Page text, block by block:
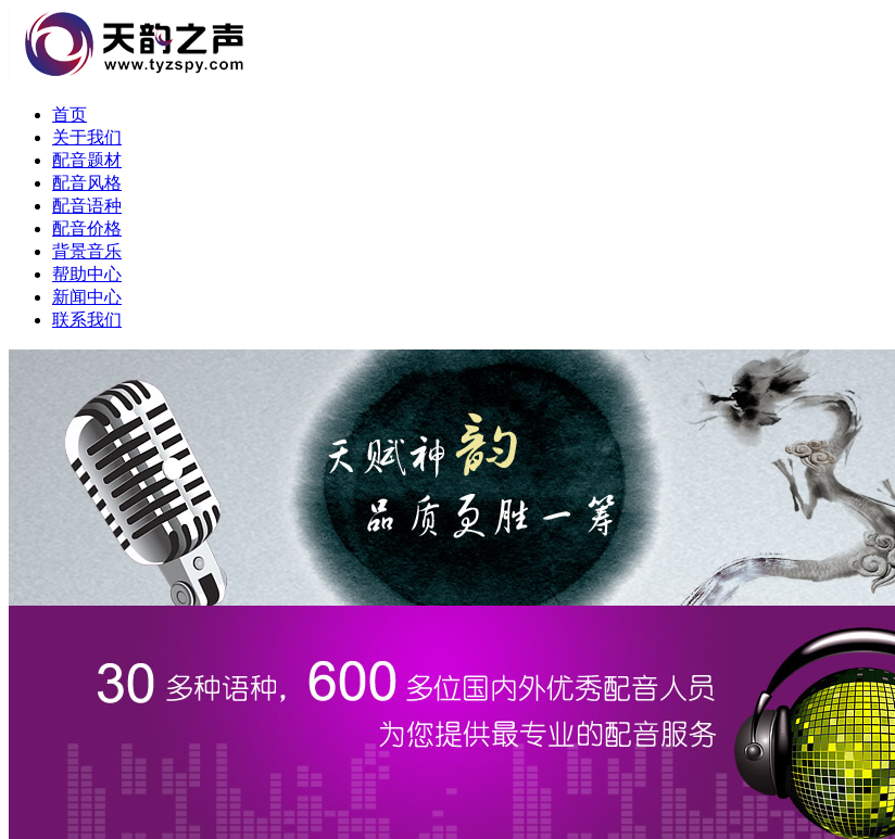
首页
关于我们
配音题材
配音风格
配音语种
配音价格
背景音乐
帮助中心
新闻中心
联系我们